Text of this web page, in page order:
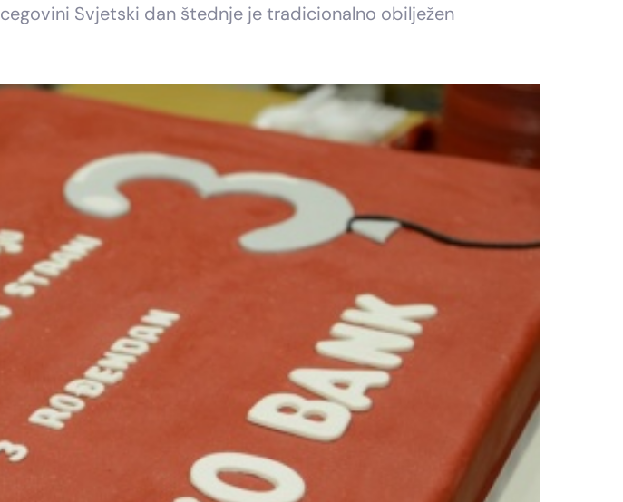
Svjetski dan štednje je tradicionalno obilježen